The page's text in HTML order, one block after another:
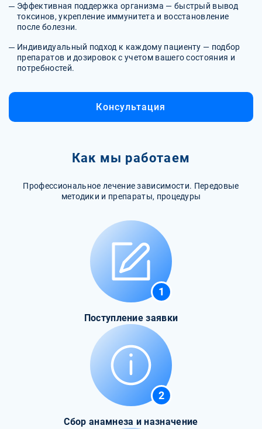
Эффективная поддержка организма — быстрый вывод
токсинов, укрепление иммунитета и восстановление
после болезни.
Индивидуальный подход к каждому пациенту — подбор
препаратов и дозировок с учетом вашего состояния и
потребностей.
Консультация
Как мы работаем
Профессиональное лечение зависимости. Передовые
методики и препараты, процедуры
1
Поступление заявки
2
Сбор анамнеза и назначение